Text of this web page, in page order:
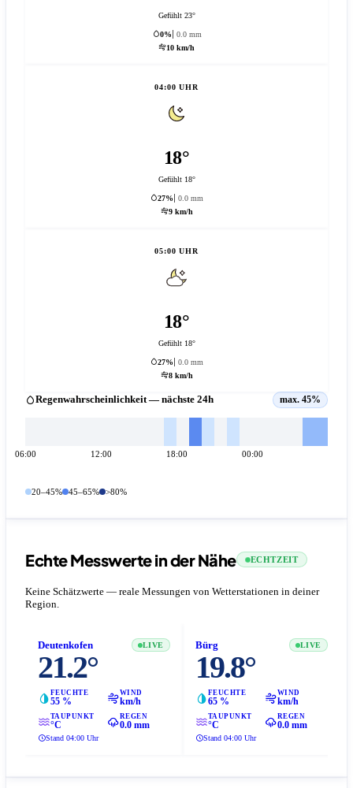
Gefühlt 23°
0%
0.0 mm
10 km/h
04:00 UHR
18°
Gefühlt 18°
27%
0.0 mm
9 km/h
05:00 UHR
18°
Gefühlt 18°
27%
0.0 mm
8 km/h
Regenwahrscheinlichkeit — nächste 24h max. 45%
06:00 12:00 18:00 00:00
20–45% 45–65% >80%
Echte Messwerte in der Nähe ECHTZEIT
Keine Schätzwerte — reale Messungen von Wetterstationen in deiner
Region.
Deutenkofen LIVE
21.2°
FEUCHTE
55 %
WIND
km/h
TAUPUNKT
°C
REGEN
0.0 mm
Stand 04:00 Uhr
Bürg LIVE
19.8°
FEUCHTE
65 %
WIND
km/h
TAUPUNKT
°C
REGEN
0.0 mm
Stand 04:00 Uhr